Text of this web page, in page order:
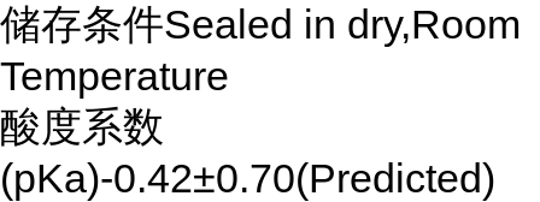
储存条件Sealed in dry,Room
Temperature
酸度系数
(pKa)-0.42±0.70(Predicted)